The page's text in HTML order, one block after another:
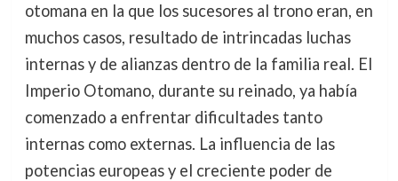
otomana en la que los sucesores al trono eran, en
muchos casos, resultado de intrincadas luchas
internas y de alianzas dentro de la familia real. El
Imperio Otomano, durante su reinado, ya había
comenzado a enfrentar dificultades tanto
internas como externas. La influencia de las
potencias europeas y el creciente poder de